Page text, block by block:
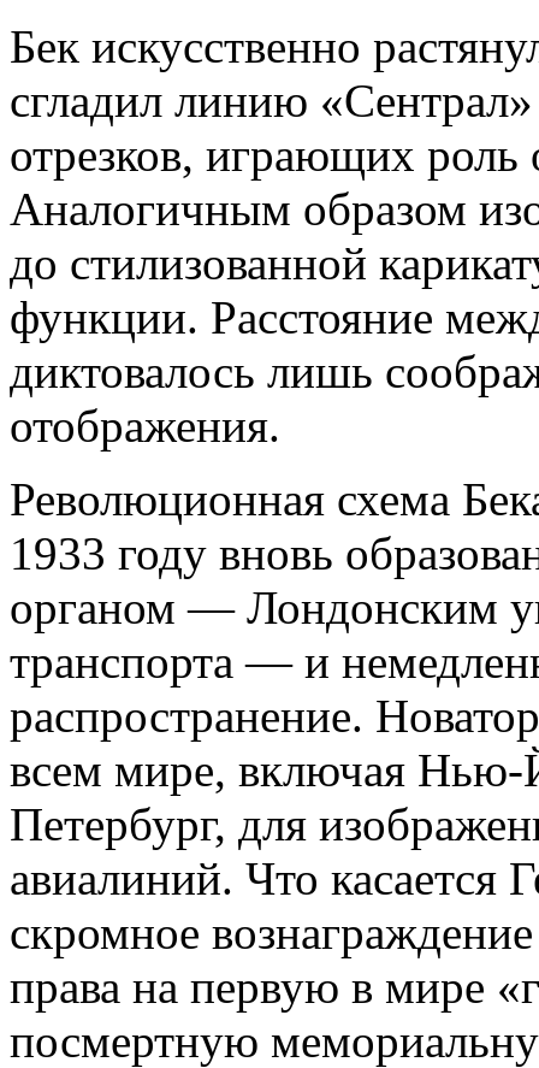
Бек искусственно
сгладил линию
отрезков, играющих
Аналогичным образом
до стилизованной
функции. Расстояние
диктовалось лишь
отображения.
Революционная схема
1933 году вновь
органом — Лондонским
транспорта — и
распространение.
всем мире, включая
Петербург, для
авиалиний. Что касается
скромное
права на первую в мире
посмертную